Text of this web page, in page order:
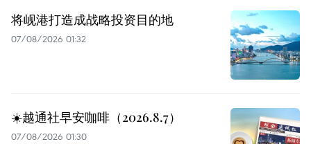
将岘港打造成战略投资目的地
07/08/2026 01:32
☀️越通社早安咖啡（2026.8.7）
07/08/2026 01:30